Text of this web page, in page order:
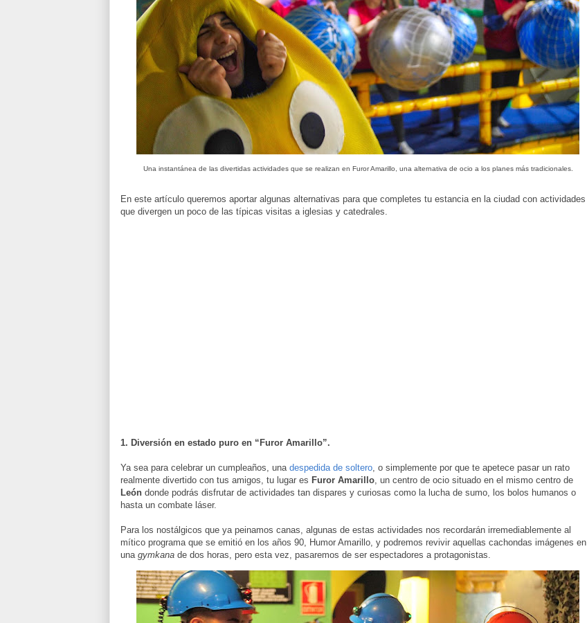
Una instantánea de las divertidas actividades que se realizan en Furor Amarillo, una alternativa de ocio a los planes más tradicionales.
En este artículo queremos aportar algunas alternativas para que completes tu estancia en la ciudad con actividades
que divergen un poco de las típicas visitas a iglesias y catedrales.
1. Diversión en estado puro en “Furor Amarillo”.
Ya sea para celebrar un cumpleaños, una despedida de soltero, o simplemente por que te apetece pasar un rato
realmente divertido con tus amigos, tu lugar es Furor Amarillo, un centro de ocio situado en el mismo centro de
León donde podrás disfrutar de actividades tan dispares y curiosas como la lucha de sumo, los bolos humanos o
hasta un combate láser.
Para los nostálgicos que ya peinamos canas, algunas de estas actividades nos recordarán irremediablemente al
mítico programa que se emitió en los años 90, Humor Amarillo, y podremos revivir aquellas cachondas imágenes en
una gymkana de dos horas, pero esta vez, pasaremos de ser espectadores a protagonistas.